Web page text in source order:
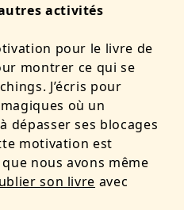
activités
pour le livre de
montrer ce qui se
J’écris pour
où un
dépasser ses blocages
motivation est
nous avons même
son livre avec